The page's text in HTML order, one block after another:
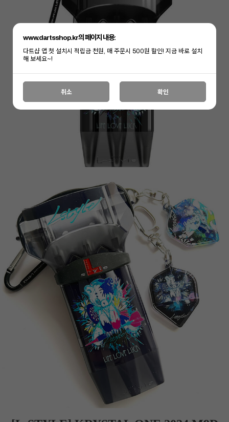
페이코 ID로 페
www.dartsshop.kr의 페이지 내용:
다트샵 앱 첫 설치시 적립금 천원, 매 주문시 500원 할인! 지금 바로 설치
해 보세요~!
취소 확인